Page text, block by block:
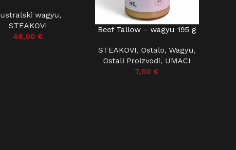
wagyu,
STEAKOVI
48,00 €
DODAJ U KOŠARICU
Beef Tallow – wagyu 195 g
STEAKOVI, Ostalo, Wagyu,
Ostali Proizvodi, UMACI
7,50 €